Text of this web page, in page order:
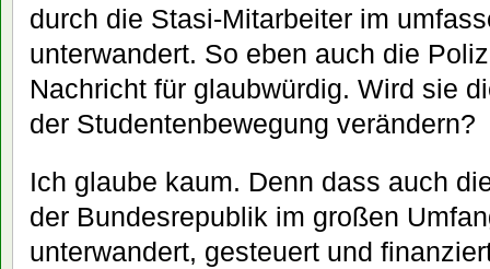
durch die Stasi-Mitarbeiter im
unterwandert. So eben auch die
Nachricht für glaubwürdig. Wird sie
der Studentenbewegung verändern?
Ich glaube kaum. Denn dass auch
der Bundesrepublik im großen
unterwandert, gesteuert und